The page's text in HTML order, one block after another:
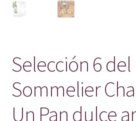
Selección 6 del
Sommelier
Un Pan dulce